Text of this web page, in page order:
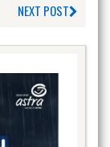
NEXT POST